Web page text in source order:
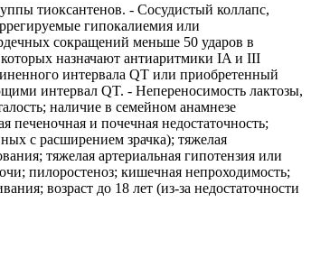
тиоксантенов. - Сосудистый коллапс,
гипокалиемия или
сокращений меньше 50 ударов в
назначают антиаритмики IA и III
интервала QT или приобретенный
интервал QT. - Непереносимость лактозы,
наличие в семейном анамнезе
печеночная и почечная недостаточность;
с расширением зрачка); тяжелая
тяжелая артериальная гипотензия или
пилоростеноз; кишечная непроходимость;
возраст до 18 лет (из-за недостаточности